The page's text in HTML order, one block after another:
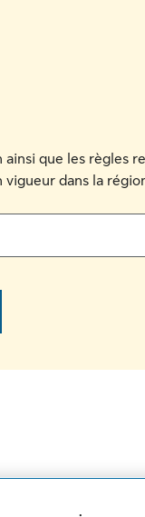
que les règles
dans la